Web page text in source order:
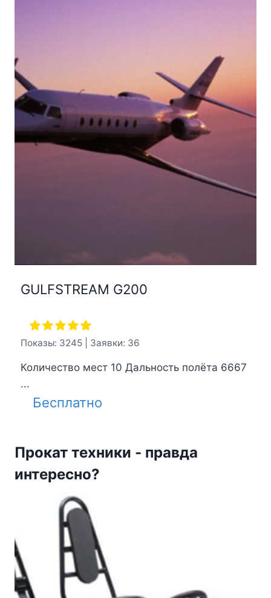
GULFSTREAM G200
Показы: 3245 | Заявки: 36
Количество мест 10 Дальность полёта 6667
...
Бесплатно
Прокат техники - правда
интересно?